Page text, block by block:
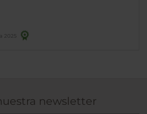
2025
newsletter